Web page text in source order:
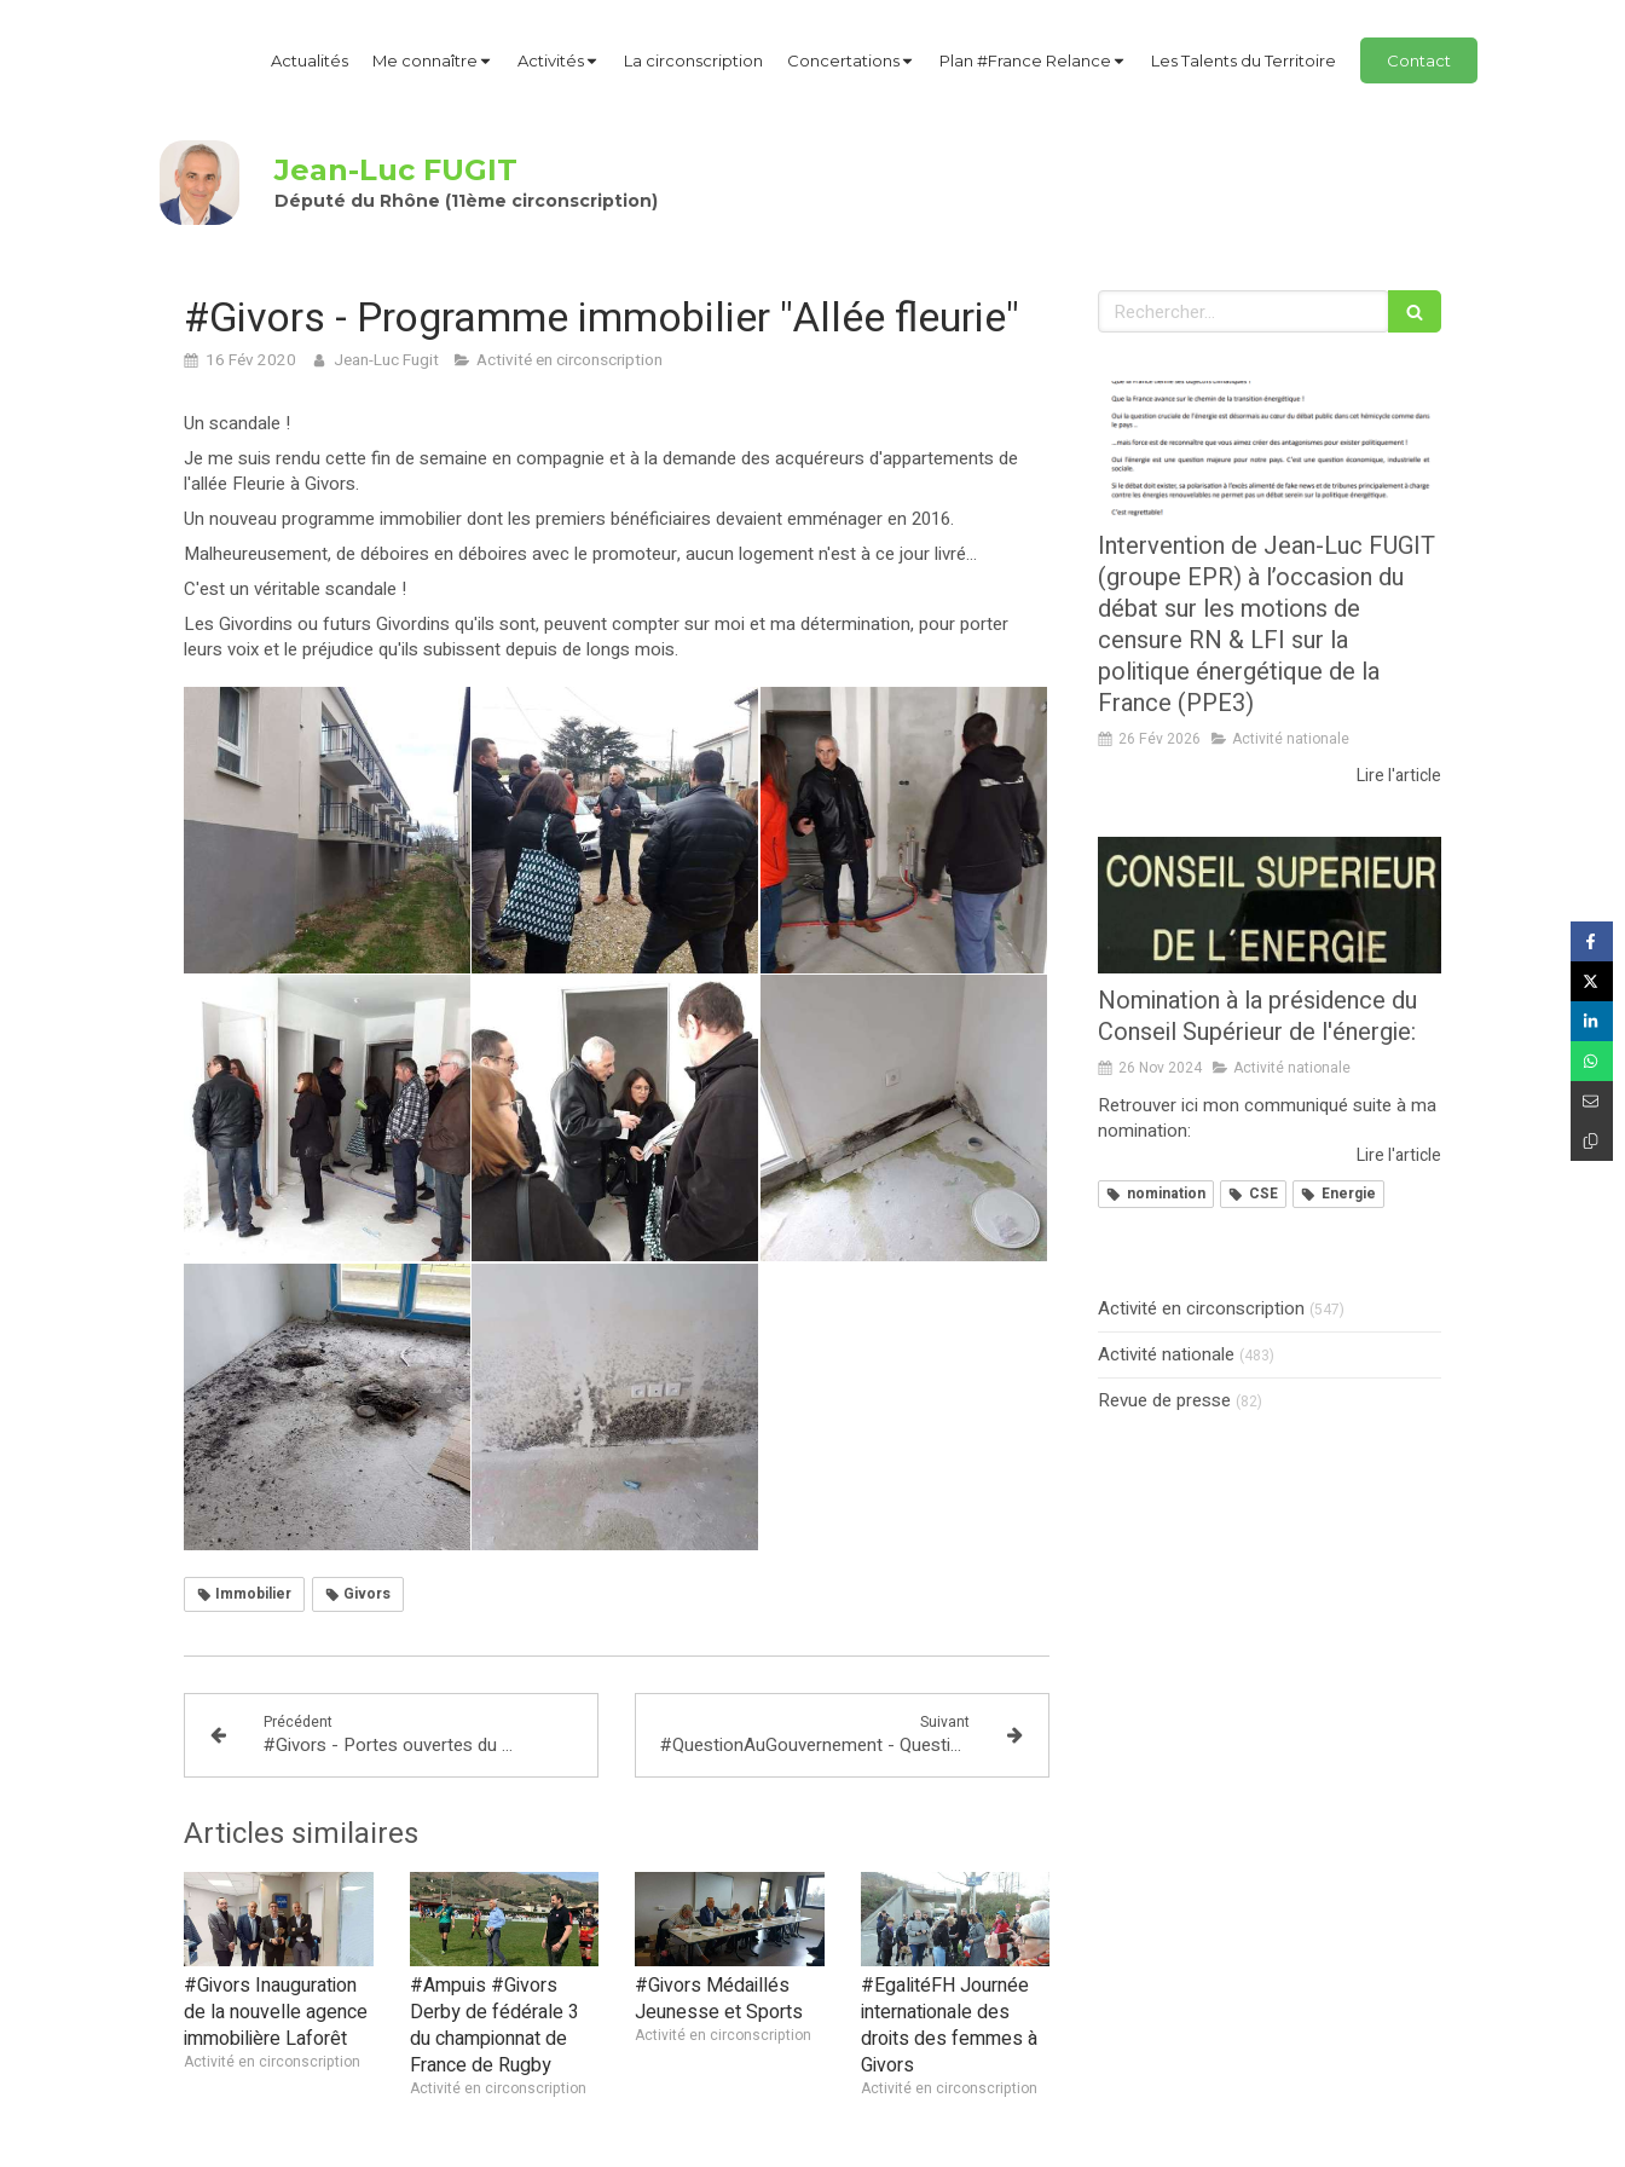
Actualités Me connaître Activités La circonscription Concertations Plan #France Relance Les Talents du Territoire Contact
Jean-Luc FUGIT
Député du Rhône (11ème circonscription)
#Givors - Programme immobilier "Allée fleurie"
16 Fév 2020 Jean-Luc Fugit Activité en circonscription
Un scandale !
Je me suis rendu cette fin de semaine en compagnie et à la demande des acquéreurs d'appartements de
l'allée Fleurie à Givors.
Un nouveau programme immobilier dont les premiers bénéficiaires devaient emménager en 2016.
Malheureusement, de déboires en déboires avec le promoteur, aucun logement n'est à ce jour livré...
C'est un véritable scandale !
Les Givordins ou futurs Givordins qu'ils sont, peuvent compter sur moi et ma détermination, pour porter
leurs voix et le préjudice qu'ils subissent depuis de longs mois.
Immobilier Givors
Précédent
#Givors - Portes ouvertes du collège Paul Vallon
Suivant
#QuestionAuGouvernement - Question au ministre de l'Agriculture, Didier Guillaume,
Articles similaires
#Givors Inauguration
de la nouvelle agence
immobilière Laforêt
Activité en circonscription
#Ampuis #Givors
Derby de fédérale 3
du championnat de
France de Rugby
Activité en circonscription
#Givors Médaillés
Jeunesse et Sports
Activité en circonscription
#EgalitéFH Journée
internationale des
droits des femmes à
Givors
Activité en circonscription
Rechercher
Intervention de Jean-Luc FUGIT
(groupe EPR) à l’occasion du
débat sur les motions de
censure RN & LFI sur la
politique énergétique de la
France (PPE3)
26 Fév 2026 Activité nationale
Lire l'article
Nomination à la présidence du
Conseil Supérieur de l'énergie:
26 Nov 2024 Activité nationale
Retrouver ici mon communiqué suite à ma
nomination:
Lire l'article
nomination CSE Energie
Activité en circonscription (547)
Activité nationale (483)
Revue de presse (82)